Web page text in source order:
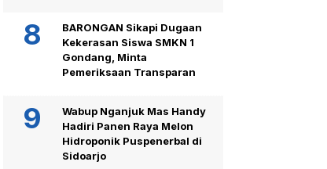
BARONGAN Sikapi Dugaan
Kekerasan Siswa SMKN 1
Gondang, Minta
Pemeriksaan Transparan
Wabup Nganjuk Mas Handy
Hadiri Panen Raya Melon
Hidroponik Puspenerbal di
Sidoarjo